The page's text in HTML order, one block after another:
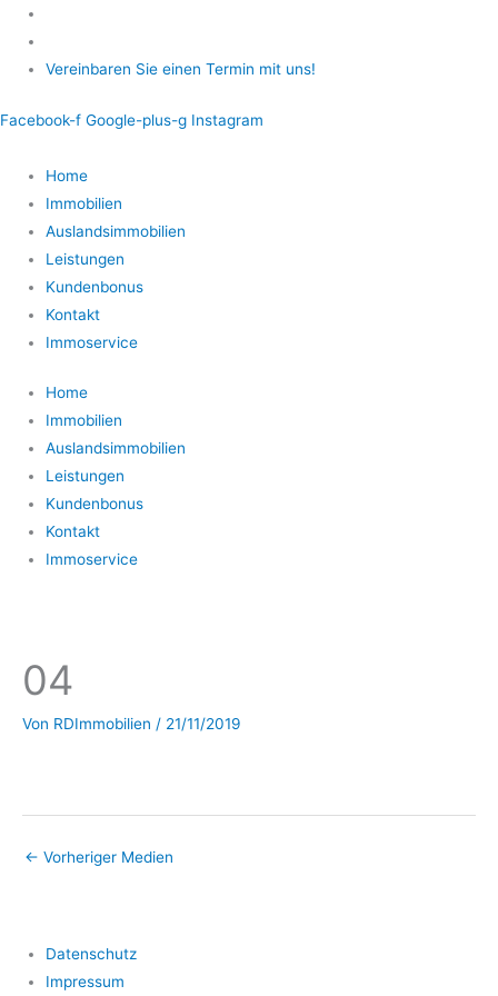
Zum
Inhalt
springenVereinbaren Sie einen Termin mit uns!
Facebook-f Google-plus-g Instagram
Home
Immobilien
Auslandsimmobilien
Leistungen
Kundenbonus
Kontakt
Immoservice
Home
Immobilien
Auslandsimmobilien
Leistungen
Kundenbonus
Kontakt
Immoservice
04
Von RDImmobilien / 21/11/2019
← Vorheriger Medien
Datenschutz
Impressum